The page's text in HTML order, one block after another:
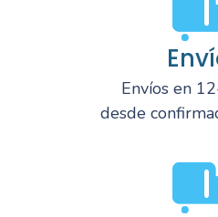
Envíos en
desde